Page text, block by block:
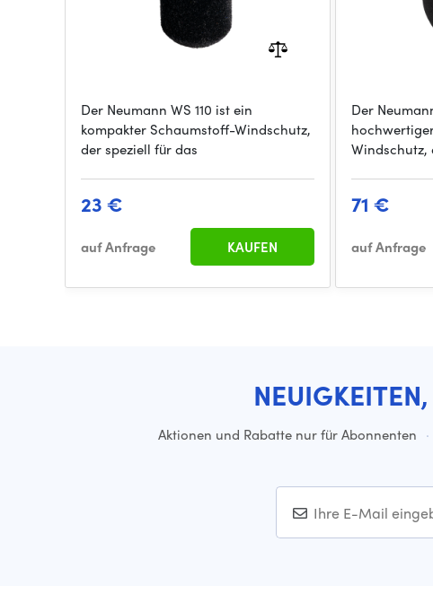
Der Neumann WS 110 ist ein
kompakter Schaumstoff-Windschutz,
der speziell für das
23 €
auf Anfrage KAUFEN
Der
Windschutz,
71 €
auf Anfrage
Aktionen und Rabatte nur für Abonnenten ·